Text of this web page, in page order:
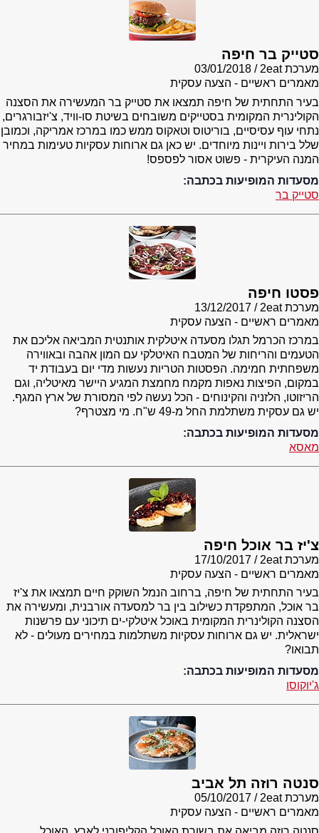
סטייק בר חיפה
מערכת 2eat
03/01/2018
מאמרים ראשיים - הצעה עסקית
בעיר התחתית של חיפה תמצאו את סטייק בר המעשירה את הסצנה
הקולינרית המקומית בסטייקים משובחים בשיטת סו-וויד, צ'יזבורגרים,
נתחי עוף עסיסיים, בוריטוס וטאקוס ממש כמו במרכז אמריקה, וכמובן
שלל בירות ויינות מיוחדים. יש כאן גם ארוחות עסקיות טעימות במחיר
המנה העיקרית - פשוט אסור לפספס!
מסעדות המופיעות בכתבה:
סטייק בר
פסטו חיפה
מערכת 2eat
13/12/2017
מאמרים ראשיים - הצעה עסקית
במרכז הכרמל תגלו מסעדה איטלקית אותנטית המביאה אליכם את
הטעמים והריחות של המטבח האיטלקי עם המון אהבה ובאווירה
משפחתית חמימה. הפסטות הטריות נעשות מדי יום בעבודת יד
במקום, הפיצות נאפות מקמח מחמצת המגיע היישר מאיטליה, וגם
הריזוטו, הלזניה והקינוחים - הכל נעשה לפי המסורת של ארץ המגף.
יש גם עסקית משתלמת החל מ-49 ש"ח. מי מצטרף?
מסעדות המופיעות בכתבה:
מאסא
צ'יז בר אוכל חיפה
מערכת 2eat
17/10/2017
מאמרים ראשיים - הצעה עסקית
בעיר התחתית של חיפה, ברחוב הנמל השוקק חיים תמצאו את צ'יז
בר אוכל, המתפקדת כשילוב בין בר למסעדה אורבנית, ומעשירה את
הסצנה הקולינרית המקומית באוכל איטלקי-ים תיכוני עם פרשנות
ישראלית. יש גם ארוחות עסקיות משתלמות במחירים מעולים - לא
תבואו?
מסעדות המופיעות בכתבה:
ג'יוקוסו
סנטה רוזה תל אביב
מערכת 2eat
05/10/2017
מאמרים ראשיים - הצעה עסקית